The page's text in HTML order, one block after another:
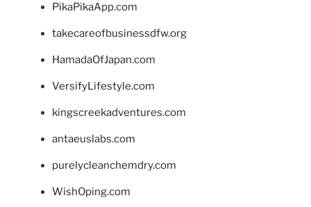
PikaPikaApp.com
takecareofbusinessdfw.org
HamadaOfJapan.com
VersifyLifestyle.com
kingscreekadventures.com
antaeuslabs.com
purelycleanchemdry.com
WishOping.com